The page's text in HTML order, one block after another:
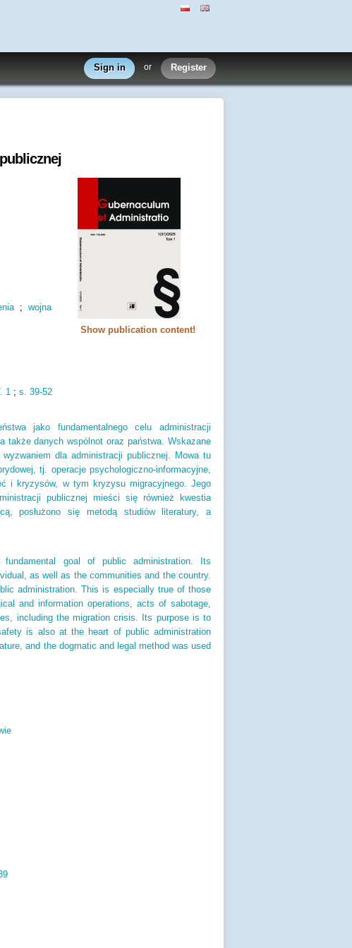
Sign in or Register
Show publication content!
;wojna
1 ;s. 39-52
jako fundamentalnego celu administracji
także danych wspólnot oraz państwa. Wskazane
dla administracji publicznej. Mowa tu
tj. operacje psychologiczno-informacyjne,
i kryzysów, w tym kryzysu migracyjnego. Jego
publicznej mieści się również kwestia
posłużono się metodą studiów literatury, a
goal of public administration. Its
as well as the communities and the country.
administration. This is especially true of those
and information operations, acts of sabotage,
including the migration crisis. Its purpose is to
is also at the heart of public administration
and the dogmatic and legal method was used